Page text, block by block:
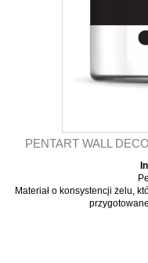
PENTART WALL
Materiał o konsystencji żelu,